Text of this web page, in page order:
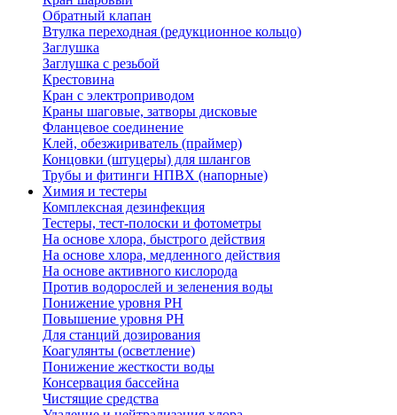
Обратный клапан
Втулка переходная (редукционное кольцо)
Заглушка
Заглушка с резьбой
Крестовина
Кран с электроприводом
Краны шаговые, затворы дисковые
Фланцевое соединение
Клей, обезжириватель (праймер)
Концовки (штуцеры) для шлангов
Трубы и фитинги НПВХ (напорные)
Химия и тестеры
Комплексная дезинфекция
Тестеры, тест-полоски и фотометры
На основе хлора, быстрого действия
На основе хлора, медленного действия
На основе активного кислорода
Против водорослей и зеленения воды
Понижение уровня РН
Повышение уровня РН
Для станций дозирования
Коагулянты (осветление)
Понижение жесткости воды
Консервация бассейна
Чистящие средства